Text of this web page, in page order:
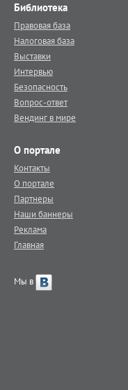
Библиотека
Правовая база
Налоговая база
Выставки
Интервью
Безопасность
Вопрос-ответ
Вендинг в мире
О портале
Контакты
О портале
Партнеры
Наши баннеры
Реклама
Главная
Мы в